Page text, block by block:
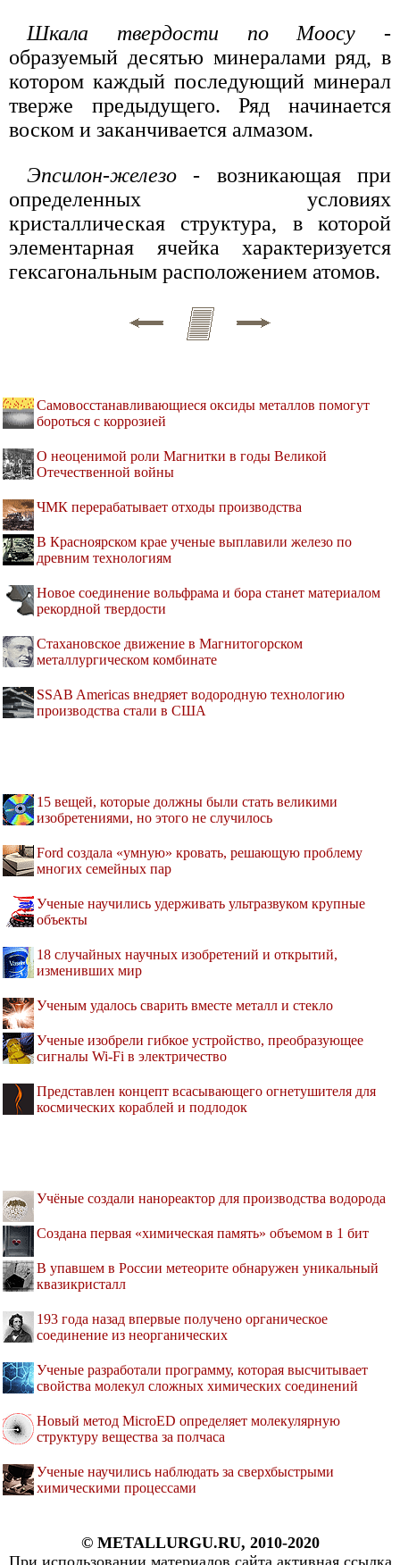
Шкала твердости по Моосу -
образуемый десятью минералами ряд, в
котором каждый последующий минерал
тверже предыдущего. Ряд начинается
воском и заканчивается алмазом.
Эпсилон-железо - возникающая при
определенных условиях
кристаллическая структура, в которой
элементарная ячейка характеризуется
гексагональным расположением атомов.
Самовосстанавливающиеся оксиды металлов помогут
бороться с коррозией
О неоценимой роли Магнитки в годы Великой
Отечественной войны
ЧМК перерабатывает отходы производства
В Красноярском крае ученые выплавили железо по
древним технологиям
Новое соединение вольфрама и бора станет материалом
рекордной твердости
Стахановское движение в Магнитогорском
металлургическом комбинате
SSAB Americas внедряет водородную технологию
производства стали в США
15 вещей, которые должны были стать великими
изобретениями, но этого не случилось
Ford создала «умную» кровать, решающую проблему
многих семейных пар
Ученые научились удерживать ультразвуком крупные
объекты
18 случайных научных изобретений и открытий,
изменивших мир
Ученым удалось сварить вместе металл и стекло
Ученые изобрели гибкое устройство, преобразующее
сигналы Wi-Fi в электричество
Представлен концепт всасывающего огнетушителя для
космических кораблей и подлодок
Учёные создали нанореактор для производства водорода
Создана первая «химическая память» объемом в 1 бит
В упавшем в России метеорите обнаружен уникальный
квазикристалл
193 года назад впервые получено органическое
соединение из неорганических
Ученые разработали программу, которая высчитывает
свойства молекул сложных химических соединений
Новый метод MicroED определяет молекулярную
структуру вещества за полчаса
Ученые научились наблюдать за сверхбыстрыми
химическими процессами
© METALLURGU.RU, 2010-2020
При использовании материалов сайта активная ссылка